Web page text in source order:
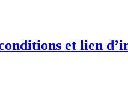
et lien